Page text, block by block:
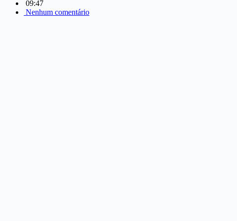
09:47
Nenhum comentário